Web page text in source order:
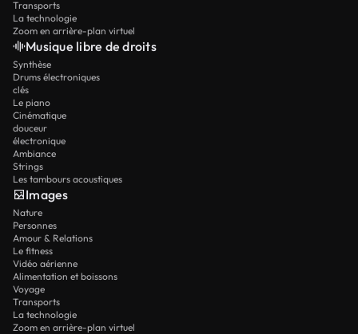
Transports
La technologie
Zoom en arrière-plan virtuel
Musique libre de droits
Synthèse
Drums électroniques
clés
Le piano
Cinématique
douceur
électronique
Ambiance
Strings
Les tambours acoustiques
Images
Nature
Personnes
Amour & Relations
Le fitness
Vidéo aérienne
Alimentation et boissons
Voyage
Transports
La technologie
Zoom en arrière-plan virtuel